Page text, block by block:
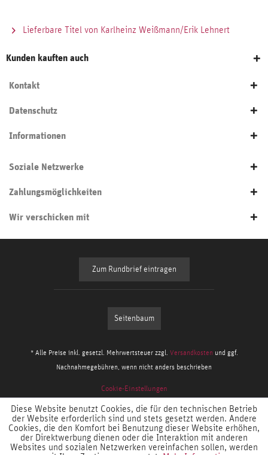
Lieferbare Titel von Karlheinz Weißmann/Erik Lehnert
Kunden kauften auch
Kontakt
Datenschutz
Informationen
Soziale Netzwerke
Zahlungsmöglichkeiten
Wir verschicken mit
Zum Rundbrief eintragen
Seitenbaum
* Alle Preise inkl. gesetzl. Mehrwertsteuer zzgl. Versandkosten und ggf.
Nachnahmegebühren, wenn nicht anders beschrieben
Cookie-Einstellungen
Diese Website benutzt Cookies, die für den technischen Betrieb
der Website erforderlich sind und stets gesetzt werden. Andere
Cookies, die den Komfort bei Benutzung dieser Website erhöhen,
der Direktwerbung dienen oder die Interaktion mit anderen
Websites und sozialen Netzwerken vereinfachen sollen, werden